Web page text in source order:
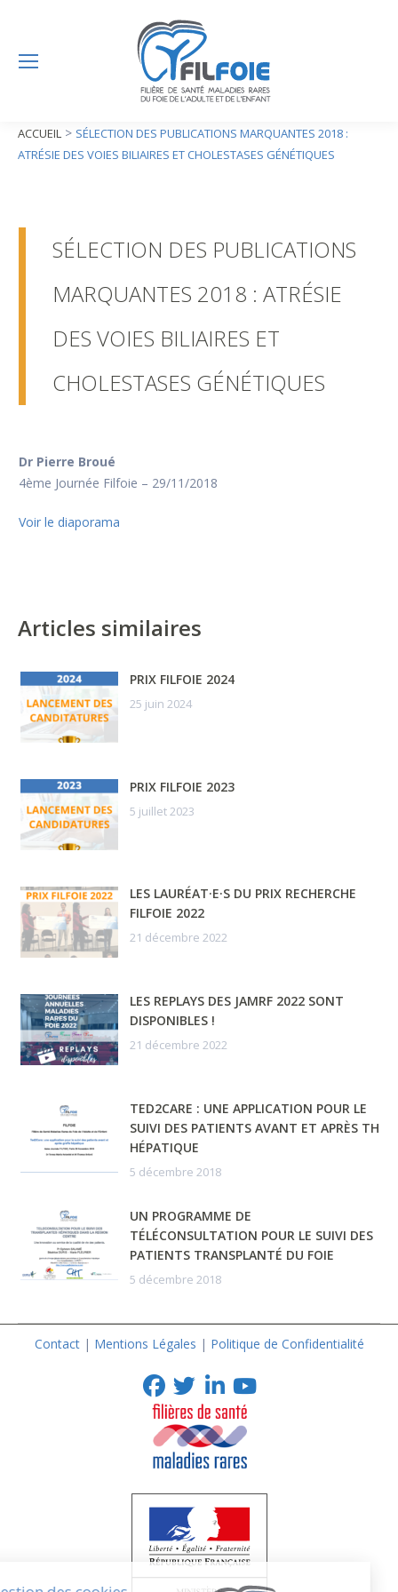
ACCUEIL > SÉLECTION DES PUBLICATIONS MARQUANTES 2018 :
ATRÉSIE DES VOIES BILIAIRES ET CHOLESTASES GÉNÉTIQUES
SÉLECTION DES PUBLICATIONS
MARQUANTES 2018 : ATRÉSIE
DES VOIES BILIAIRES ET
CHOLESTASES GÉNÉTIQUES
Dr Pierre Broué
4ème Journée Filfoie – 29/11/2018
Voir le diaporama
Articles similaires
PRIX FILFOIE 2024
25 juin 2024
PRIX FILFOIE 2023
5 juillet 2023
LES LAURÉAT·E·S DU PRIX RECHERCHE
FILFOIE 2022
21 décembre 2022
LES REPLAYS DES JAMRF 2022 SONT
DISPONIBLES !
21 décembre 2022
TED2CARE : UNE APPLICATION POUR LE
SUIVI DES PATIENTS AVANT ET APRÈS TH
HÉPATIQUE
5 décembre 2018
UN PROGRAMME DE
TÉLÉCONSULTATION POUR LE SUIVI DES
PATIENTS TRANSPLANTÉ DU FOIE
5 décembre 2018
Contact | Mentions Légales | Politique de Confidentialité
Facebook
TwitterLinkedIn
Youtube